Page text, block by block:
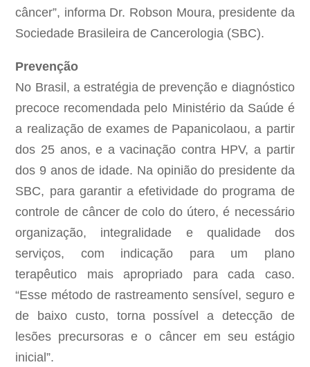
câncer”, informa Dr. Robson Moura, presidente da
Sociedade Brasileira de Cancerologia (SBC).
Prevenção
No Brasil, a estratégia de prevenção e diagnóstico
precoce recomendada pelo Ministério da Saúde é
a realização de exames de Papanicolaou, a partir
dos 25 anos, e a vacinação contra HPV, a partir
dos 9 anos de idade. Na opinião do presidente da
SBC, para garantir a efetividade do programa de
controle de câncer de colo do útero, é necessário
organização, integralidade e qualidade dos
serviços, com indicação para um plano
terapêutico mais apropriado para cada caso.
“Esse método de rastreamento sensível, seguro e
de baixo custo, torna possível a detecção de
lesões precursoras e o câncer em seu estágio
inicial”.